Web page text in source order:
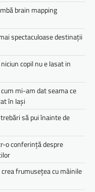
brain mapping
spectaculoase destinații
copil nu e lasat in
mi-am dat seama ce
în Iași
să pui înainte de
o conferință despre
frumusețea cu mâinile